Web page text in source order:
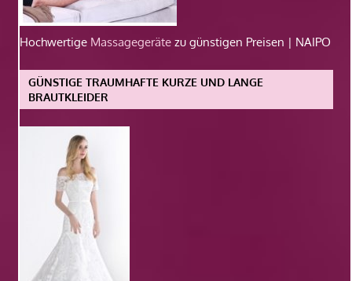
Hochwertige Massagegeräte zu günstigen Preisen | NAIPO
GÜNSTIGE TRAUMHAFTE KURZE UND LANGE
BRAUTKLEIDER